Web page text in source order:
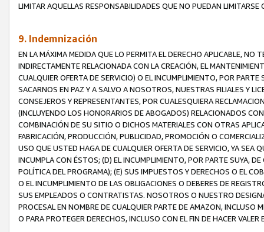
LIMITAR AQUELLAS RESPONSABILIDADES QUE NO PUEDAN LIMITARSE
9. Indemnización
EN LA MÁXIMA MEDIDA QUE LO PERMITA EL DERECHO APLICABLE,
INDIRECTAMENTE RELACIONADA CON LA CREACIÓN, EL
CUALQUIER OFERTA DE SERVICIO) O EL INCUMPLIMIENTO, POR
SACARNOS EN PAZ Y A SALVO A NOSOTROS, NUESTRAS FILIALES Y
CONSEJEROS Y REPRESENTANTES, POR CUALESQUIERA
(INCLUYENDO LOS HONORARIOS DE ABOGADOS) RELACIONADOS
COMBINACIÓN DE SU SITIO O DICHOS MATERIALES CON OTRAS
FABRICACIÓN, PRODUCCIÓN, PUBLICIDAD, PROMOCIÓN O
USO QUE USTED HAGA DE CUALQUIER OFERTA DE SERVICIO, YA SEA
INCUMPLA CON ÉSTOS; (D) EL INCUMPLIMIENTO, POR PARTE SUYA,
POLÍTICA DEL PROGRAMA); (E) SUS IMPUESTOS Y DERECHOS O EL
O EL INCUMPLIMIENTO DE LAS OBLIGACIONES O DEBERES DE
SUS EMPLEADOS O CONTRATISTAS. NOSOTROS O NUESTRO
PROCESAL EN NOMBRE DE CUALQUIER PARTE DE AMAZON, INCLUSO
O PARA PROTEGER DERECHOS, INCLUSO CON EL FIN DE HACER VALER